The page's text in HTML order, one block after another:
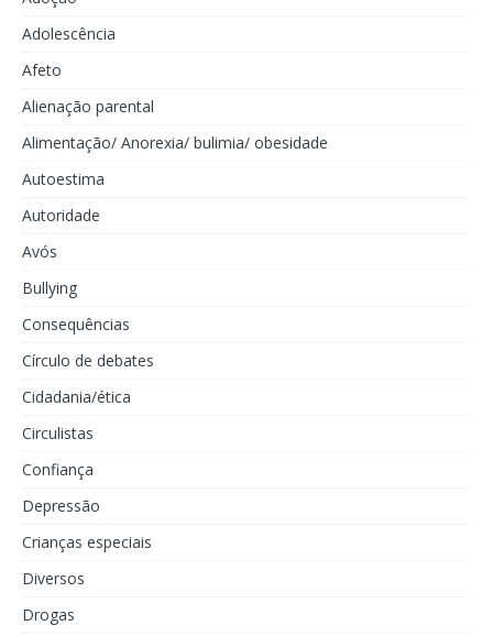
Adolescência
Afeto
Alienação parental
Alimentação/ Anorexia/ bulimia/ obesidade
Autoestima
Autoridade
Avós
Bullying
Consequências
Círculo de debates
Cidadania/ética
Circulistas
Confiança
Depressão
Crianças especiais
Diversos
Drogas